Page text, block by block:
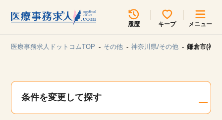
履歴 キープ メニュー
医療事務求人ドットコムTOP その他 神奈川県/その他 鎌倉市(神
条件を変更して探す
所在地のエリアを選択してください
各支店担当よりご連絡させていただきます。
関東